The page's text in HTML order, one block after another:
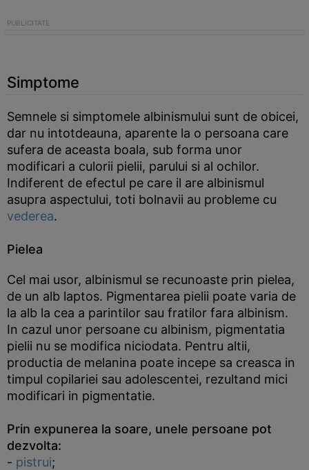
Simptome
Semnele si simptomele albinismului sunt de obicei,
dar nu intotdeauna, aparente la o persoana care
sufera de aceasta boala, sub forma unor
modificari a culorii pielii, parului si al ochilor.
Indiferent de efectul pe care il are albinismul
asupra aspectului, toti bolnavii au probleme cu
vederea.
Pielea
Cel mai usor, albinismul se recunoaste prin pielea,
de un alb laptos. Pigmentarea pielii poate varia de
la alb la cea a parintilor sau fratilor fara albinism.
In cazul unor persoane cu albinism, pigmentatia
pielii nu se modifica niciodata. Pentru altii,
productia de melanina poate incepe sa creasca in
timpul copilariei sau adolescentei, rezultand mici
modificari in pigmentatie.
Prin expunerea la soare, unele persoane pot
dezvolta:
- pistrui;